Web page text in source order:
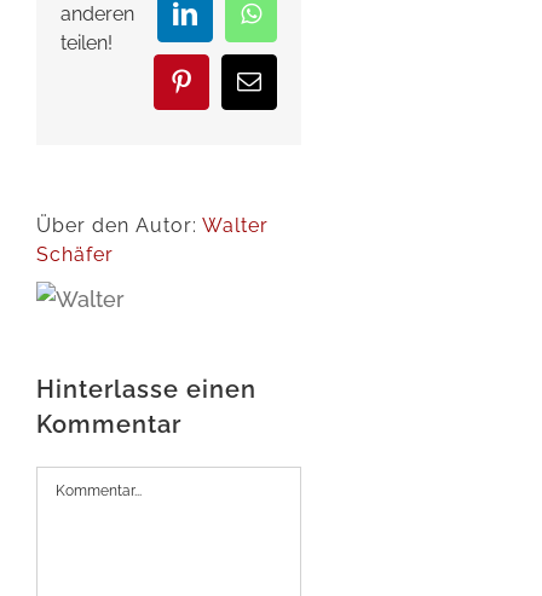
anderen
teilen!
LinkedInWhatsApp
Pinterest
E-
Mail
Über den Autor: Walter
Schäfer
Hinterlasse einen
Kommentar
Kommentar